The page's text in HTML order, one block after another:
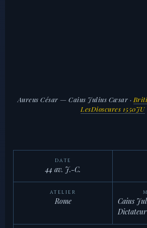
Aureus César — Caius Julius Cæsar ·
LesDioscures 1550JU
DATE
44 av. J.-C.
ATELIER
Rome
Caius